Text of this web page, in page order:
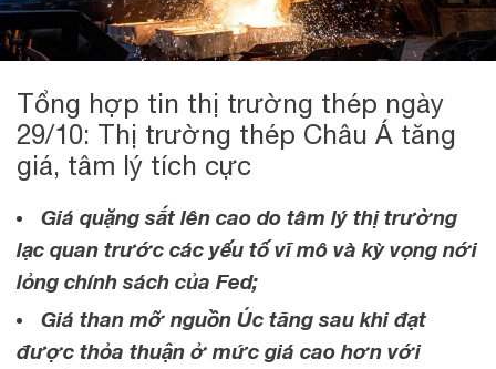
Tổng hợp tin thị trường thép ngày
29/10: Thị trường thép Châu Á tăng
giá, tâm lý tích cực
Giá quặng sắt lên cao do tâm lý thị trường
lạc quan trước các yếu tố vĩ mô và kỳ vọng nới
lỏng chính sách của Fed;
Giá than mỡ nguồn Úc tăng sau khi đạt
được thỏa thuận ở mức giá cao hơn với